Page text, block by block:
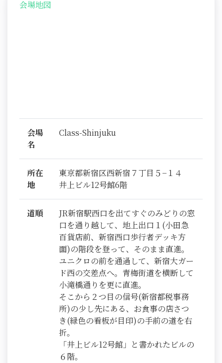
会場地図
会場
名
Class-Shinjuku
所在
地
東京都新宿区西新宿７丁目５−１４
井上ビル12号館6階
道順
JR新宿駅西口を出てすぐのみどりの窓
口を通り越して、地上出口１(小田急
百貨店前、新宿西口歩行者デッキ方
面)の階段を登って、そのまま直進。
ユニクロの前を通過して、新宿大ガー
ド西の交差点へ。青梅街道を横断して
小滝橋通りを更に直進。
そこから２つ目の信号(新宿都税事務
所)の少し先にある、お食事の店さつ
き(緑色の看板が目印)の手前の道を右
折。
「井上ビル12号館」と書かれたビルの
６階。